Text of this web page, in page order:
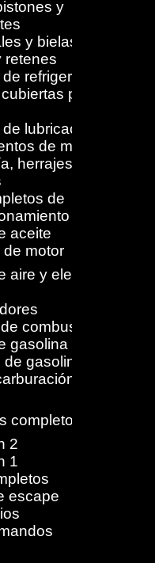
y
y bielas
retenes
refrigeración
para
lubricación
de motor
herrajes y
de
aceite
motor
aire y elementos
combustible
gasolina
gasolina
completos
2
1
escape